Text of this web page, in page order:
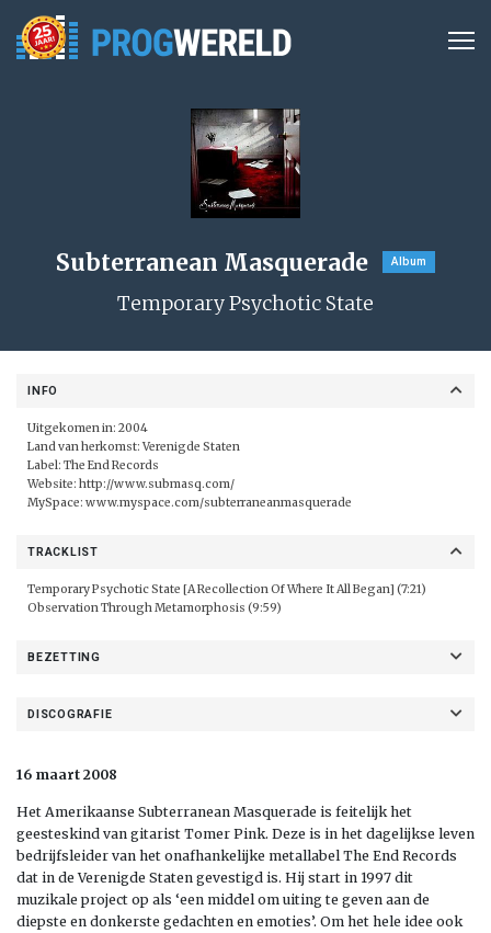
Subterranean Masquerade Album
Temporary Psychotic State
INFO
Uitgekomen in: 2004
Land van herkomst: Verenigde Staten
Label: The End Records
Website: http://www.submasq.com/
MySpace: www.myspace.com/subterraneanmasquerade
TRACKLIST
Temporary Psychotic State [A Recollection Of Where It All Began] (7:21)
Observation Through Metamorphosis (9:59)
BEZETTING
DISCOGRAFIE
16 maart 2008
Het Amerikaanse Subterranean Masquerade is feitelijk het
geesteskind van gitarist Tomer Pink. Deze is in het dagelijkse leven
bedrijfsleider van het onafhankelijke metallabel The End Records
dat in de Verenigde Staten gevestigd is. Hij start in 1997 dit
muzikale project op als ‘een middel om uiting te geven aan de
diepste en donkerste gedachten en emoties’. Om het hele idee ook